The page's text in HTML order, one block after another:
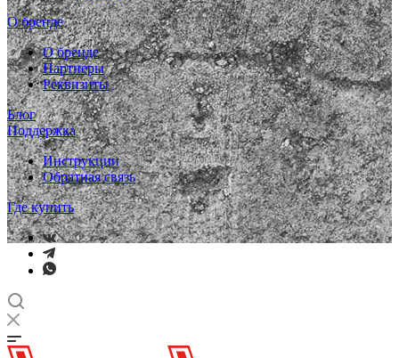
О бренде
О бренде
Партнеры
Реквизиты
Блог
Поддержка
Инструкции
Обратная связь
Где купить